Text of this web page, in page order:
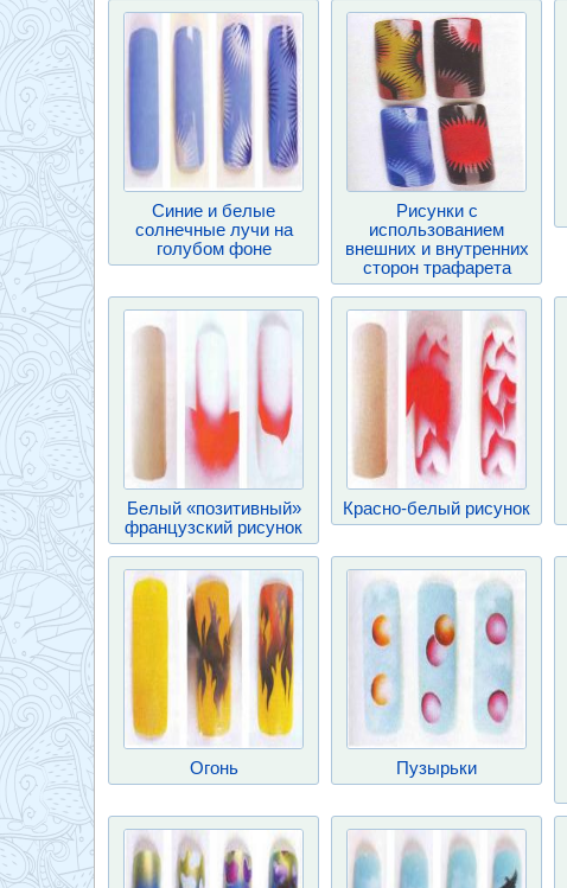
Синие и белые
солнечные лучи на
голубом фоне
Рисунки с
использованием
внешних и внутренних
сторон трафарета
Белый «позитивный»
французский рисунок
Красно-белый рисунок
Огонь Пузырьки